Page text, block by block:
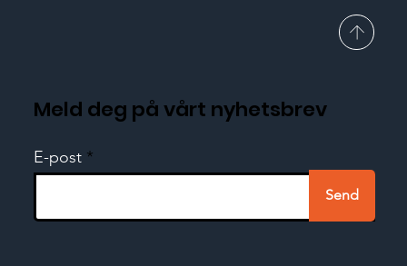
Meld deg på vårt nyhetsbrev
E-post
Send